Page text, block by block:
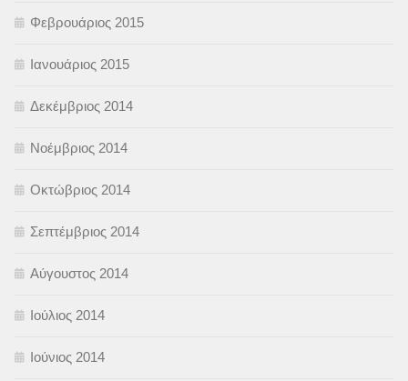
Φεβρουάριος 2015
Ιανουάριος 2015
Δεκέμβριος 2014
Νοέμβριος 2014
Οκτώβριος 2014
Σεπτέμβριος 2014
Αύγουστος 2014
Ιούλιος 2014
Ιούνιος 2014